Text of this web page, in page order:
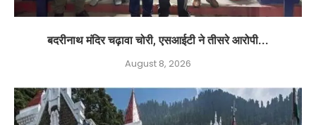
बदरीनाथ मंदिर चढ़ावा चोरी, एसआईटी ने तीसरे आरोपी...
August 8, 2026